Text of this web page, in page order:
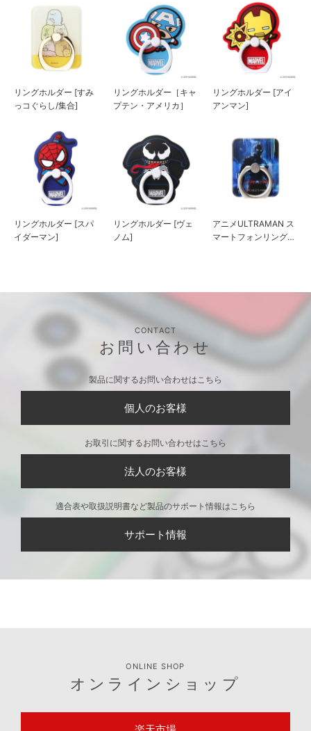
リングホルダー [すみ
っコぐらし/集合]
リングホルダー［キャ
プテン・アメリカ］
リングホルダー [アイ
アンマン]
リングホルダー [スパ
イダーマン]
リングホルダー [ヴェ
ノム]
アニメULTRAMAN ス
マートフォンリングホ
CONTACT
お問い合わせ
製品に関するお問い合わせはこちら
個人のお客様
お取引に関するお問い合わせはこちら
法人のお客様
適合表や取扱説明書など製品のサポート情報はこちら
サポート情報
ONLINE SHOP
オンラインショップ